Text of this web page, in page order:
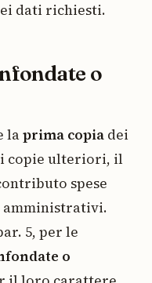
dati richiesti.
o
laprima copia dei
copie ulteriori, il
spese
amministrativi.
5, per le
o